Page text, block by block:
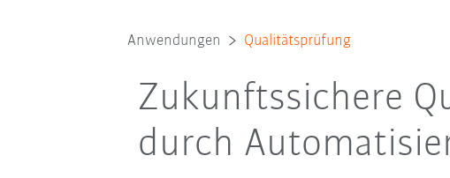
Anwendungen Qualitätsprüfung
Zukunftssichere
durch